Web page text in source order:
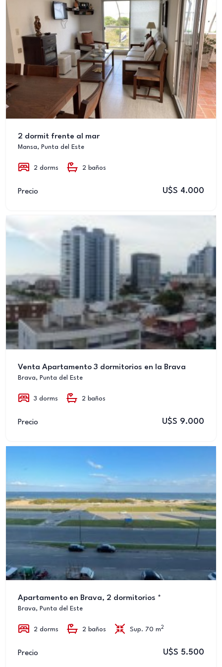
2 dormit frente al mar
Mansa, Punta del Este
2 dorms 2 baños
Precio U$S 4.000
Venta Apartamento 3 dormitorios en la Brava
Brava, Punta del Este
3 dorms 2 baños
Precio U$S 9.000
Apartamento en Brava, 2 dormitorios *
Brava, Punta del Este
2 dorms 2 baños Sup. 70 m 2
Precio U$S 5.500